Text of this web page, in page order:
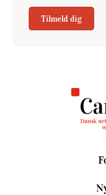
Tilmeld dig